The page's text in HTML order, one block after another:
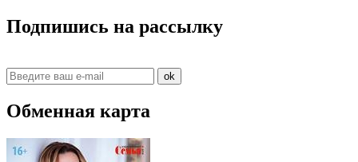
Подпишись на рассылку
ok
Обменная карта